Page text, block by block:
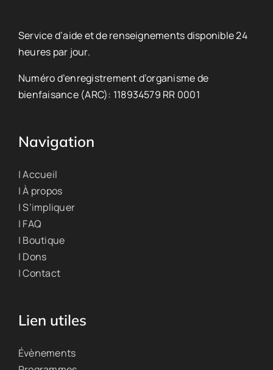
Service d’aide et de renseignements disponible 24
heures par jour.
Numéro d’enregistrement d’organisme de
bienfaisance (ARC): 118934579 RR 0001
Navigation
| Accueil
| À propos
| S’impliquer
| FAQ
| Boutique
| Dons
| Contact
Lien utiles
Évènements